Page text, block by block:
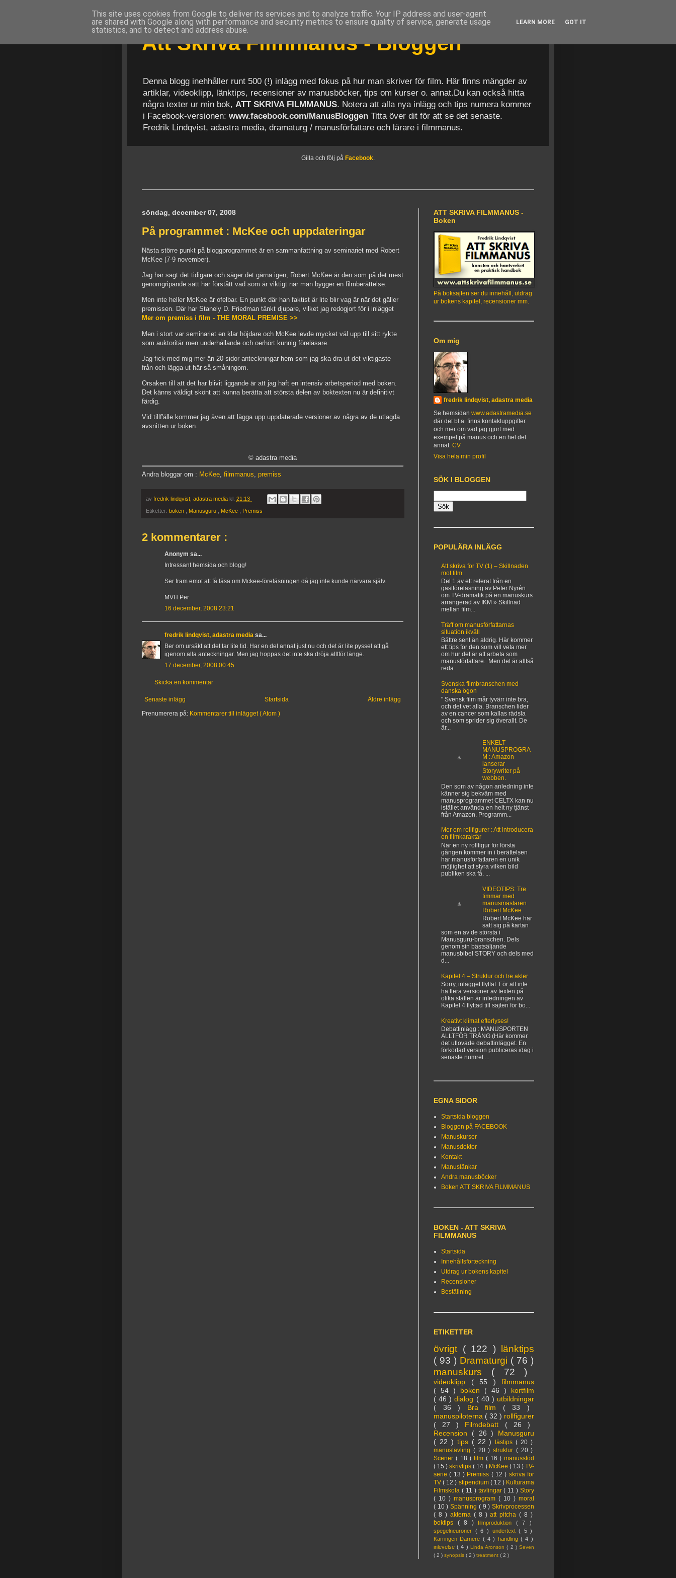
Att Skriva Filmmanus - Bloggen
Denna blogg inehhåller runt 500 (!) inlägg med fokus på hur man skriver för film. Här finns mängder av
artiklar, videoklipp, länktips, recensioner av manusböcker, tips om kurser o. annat.Du kan också hitta
några texter ur min bok, ATT SKRIVA FILMMANUS. Notera att alla nya inlägg och tips numera kommer
i Facebook-versionen: www.facebook.com/ManusBloggen Titta över dit för att se det senaste.
Fredrik Lindqvist, adastra media, dramaturg / manusförfattare och lärare i filmmanus.
Gilla och följ på Facebook.
söndag, december 07, 2008
På programmet : McKee och uppdateringar
Nästa större punkt på bloggprogrammet är en sammanfattning av seminariet med Robert
McKee (7-9 november).
Jag har sagt det tidigare och säger det gärna igen; Robert McKee är den som på det mest
genomgripande sätt har förstått vad som är viktigt när man bygger en filmberättelse.
Men inte heller McKee är ofelbar. En punkt där han faktist är lite blir vag är när det gäller
premissen. Där har Stanely D. Friedman tänkt djupare, vilket jag redogjort för i inlägget
Mer om premiss i film - THE MORAL PREMISE >>
Men i stort var seminariet en klar höjdare och McKee levde mycket väl upp till sitt rykte
som auktoritär men underhållande och oerhört kunnig föreläsare.
Jag fick med mig mer än 20 sidor anteckningar hem som jag ska dra ut det viktigaste
från och lägga ut här så småningom.
Orsaken till att det har blivit liggande är att jag haft en intensiv arbetsperiod med boken.
Det känns väldigt skönt att kunna berätta att största delen av boktexten nu är definitivt
färdig.
Vid tillf'älle kommer jag även att lägga upp uppdaterade versioner av några av de utlagda
avsnitten ur boken.
© adastra media
Andra bloggar om : McKee filmmanus premiss
av fredrik lindqvist, adastra media kl. 21:13
Etiketter: boken Manusguru McKee Premiss
2 kommentarer :
Anonym sa...
Intressant hemsida och blogg!
Ser fram emot att få läsa om Mckee-föreläsningen då jag inte kunde närvara själv.
MVH Per
16 december, 2008 23:21
fredrik lindqvist, adastra media sa...
Ber om ursäkt att det tar lite tid. Har en del annat just nu och det är lite pyssel att gå
igenom alla anteckningar. Men jag hoppas det inte ska dröja alltför länge.
17 december, 2008 00:45
Skicka en kommentar
Senaste inlägg Äldre inlägg
Startsida
Prenumerera på: Kommentarer till inlägget ( Atom )
ATT SKRIVA FILMMANUS -
Boken
På boksajten ser du innehåll, utdrag
ur bokens kapitel, recensioner mm.
Om mig
fredrik lindqvist, adastra media
Se hemsidan www.adastramedia.se
där det bl.a. finns kontaktuppgifter
och mer om vad jag gjort med
exempel på manus och en hel del
annat. CV
Visa hela min profil
SÖK I BLOGGEN
POPULÄRA INLÄGG
Att skriva för TV (1) – Skillnaden
mot film
Del 1 av ett referat från en
gästföreläsning av Peter Nyrén
om TV-dramatik på en manuskurs
arrangerad av IKM » Skillnad
mellan film...
Träff om manusförfattarnas
situation ikväll
Bättre sent än aldrig. Här kommer
ett tips för den som vill veta mer
om hur det är att arbeta som
manusförfattare. Men det är alltså
reda...
Svenska filmbranschen med
danska ögon
" Svensk film mår tyvärr inte bra,
och det vet alla. Branschen lider
av en cancer som kallas rädsla
och som sprider sig överallt. De
är...
ENKELT
MANUSPROGRA
M : Amazon
lanserar
Storywriter på
webben.
Den som av någon anledning inte
känner sig bekväm med
manusprogrammet CELTX kan nu
istället använda en helt ny tjänst
från Amazon. Programm...
Mer om rollfigurer : Att introducera
en filmkaraktär
När en ny rollfigur för första
gången kommer in i berättelsen
har manusförfattaren en unik
möjlighet att styra vilken bild
publiken ska få. ...
VIDEOTIPS: Tre
timmar med
manusmästaren
Robert McKee
Robert McKee har
satt sig på kartan
som en av de största i
Manusguru-branschen. Dels
genom sin bästsäljande
manusbibel STORY och dels med
d...
Kapitel 4 – Struktur och tre akter
Sorry, inlägget flyttat. För att inte
ha flera versioner av texten på
olika ställen är inledningen av
Kapitel 4 flyttad till sajten för bo...
Kreativt klimat efterlyses!
Debattinlägg : MANUSPORTEN
ALLTFÖR TRÅNG (Här kommer
det utlovade debattinlägget. En
förkortad version publiceras idag i
senaste numret ...
EGNA SIDOR
Startsida bloggen
Bloggen på FACEBOOK
Manuskurser
Manusdoktor
Kontakt
Manuslänkar
Andra manusböcker
Boken ATT SKRIVA FILMMANUS
BOKEN - ATT SKRIVA
FILMMANUS
Startsida
Innehållsförteckning
Utdrag ur bokens kapitel
Recensioner
Beställning
ETIKETTER
övrigt ( 122 ) länktips
( 93 ) Dramaturgi ( 76 )
manuskurs ( 72 )
videoklipp ( 55 ) filmmanus
( 54 ) boken ( 46 ) kortfilm
( 46 )dialog ( 40 ) utbildningar
( 36 ) Bra film ( 33 )
manuspiloterna ( 32 ) rollfigurer
( 27 ) Filmdebatt ( 26 )
Recension ( 26 ) Manusguru
( 22 ) tips ( 22 )lästips( 20 )
manustävling ( 20 ) struktur ( 20 )
Scener ( 18 ) film ( 16 ) manusstöd
( 15 )skrivtips( 14 ) McKee ( 13 )TV-
serie( 13 ) Premiss ( 12 ) skriva för
TV( 12 ) stipendium ( 12 ) Kulturama
Filmskola ( 11 ) tävlingar( 11 ) Story
( 10 ) manusprogram ( 10 ) moral
( 10 )Spänning ( 9 )Skrivprocessen
( 8 ) akterna ( 8 )att pitcha( 8 )
boktips ( 8 ) filmproduktion ( 7 )
spegelneuroner ( 6 ) undertext( 5 )
Kärringen Därnere ( 4 ) handling( 4 )
inlevelse( 4 ) Linda Aronson( 2 )Seven
( 2 ) synopsis ( 2 ) treatment ( 2 )
This site uses cookies from Google to deliver its services and to analyze traffic. Your IP address and user-agent
are shared with Google along with performance and security metrics to ensure quality of service, generate usage
statistics, and to detect and address abuse.
LEARN MORE GOT IT